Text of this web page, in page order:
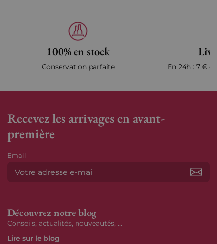
100% en stock
Conservation parfaite En 24h : 7 €
Recevez les arrivages en avant-
première
Email
Découvrez notre blog
Conseils, actualités, nouveautés, ...
Lire sur le blog